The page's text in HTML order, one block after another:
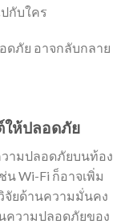
กับใคร
ภัย อาจกลับกลาย
ให้ปลอดภัย
ามปลอดภัยบนท้อง
น Wi-Fi ก็อาจเพิ่ม
จัยด้านความมั่นคง
ความปลอดภัยของ